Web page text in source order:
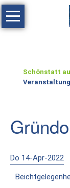
Navigation
überspringen
Erholen
Zimmer
Schönstatt
Do 14-Apr-2022